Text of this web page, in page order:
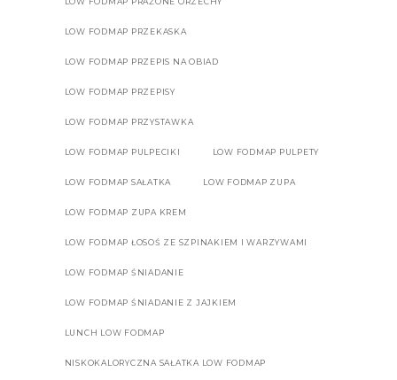
LOW FODMAP PRZEKASKA
LOW FODMAP PRZEPIS NA OBIAD
LOW FODMAP PRZEPISY
LOW FODMAP PRZYSTAWKA
LOW FODMAP PULPECIKI LOW FODMAP PULPETY
LOW FODMAP SAŁATKA LOW FODMAP ZUPA
LOW FODMAP ZUPA KREM
LOW FODMAP ŁOSOŚ ZE SZPINAKIEM I WARZYWAMI
LOW FODMAP ŚNIADANIE
LOW FODMAP ŚNIADANIE Z JAJKIEM
LUNCH LOW FODMAP
NISKOKALORYCZNA SAŁATKA LOW FODMAP